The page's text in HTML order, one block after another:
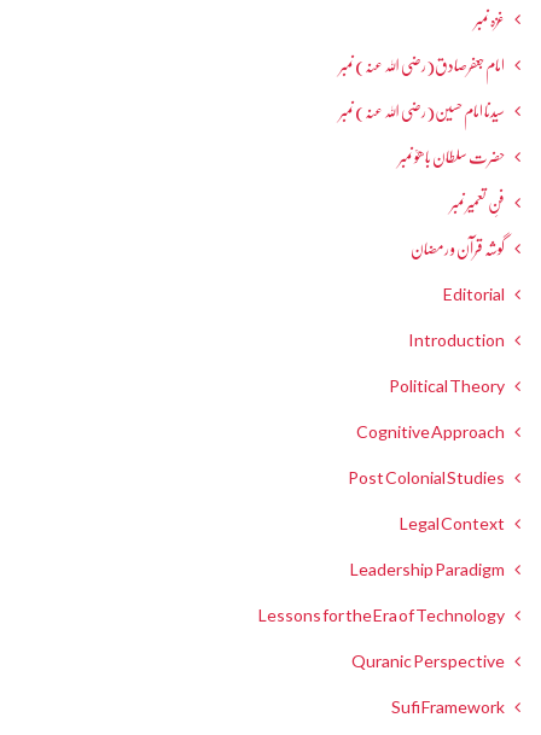
غزہ نمبر
امام جعفرصادق(رضی اللہ عنہ) نمبر
سیدنا امام حسین(رضی اللہ عنہ) نمبر
حضرت سلطان باھوؒ نمبر
فنِ تعمیر نمبر
گوشہ قرآن و رمضان
Editorial
Introduction
Political Theory
Cognitive Approach
Post Colonial Studies
Legal Context
Leadership Paradigm
Lessons for the Era of Technology
Quranic Perspective
Sufi Framework